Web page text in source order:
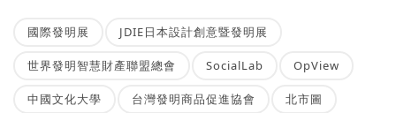
國際發明展 JDIE日本設計創意暨發明展
世界發明智慧財產聯盟總會 SocialLab OpView
中國文化大學 台灣發明商品促進協會 北市圖